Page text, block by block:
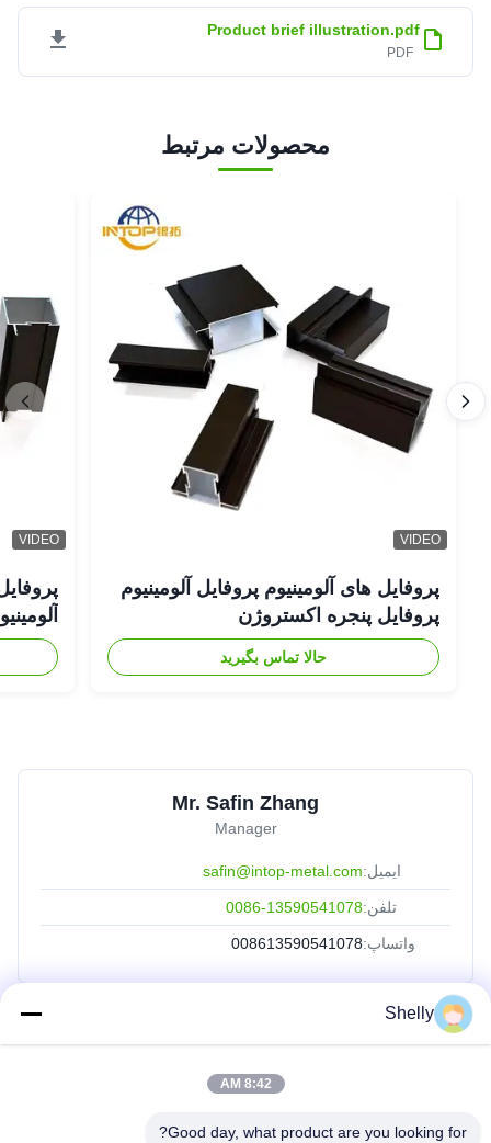
Product brief illustration.pdf
PDF
محصولات مرتبط
VIDEO
پروفایل های آلومینیوم پروفایل آلومینیوم
پروفایل پنجره اکستروژن
حالا تماس بگیرید
VIDEO
Mr. Safin Zhang
Manager
ایمیل:safin@intop-metal.com
تلفن:0086-13590541078
واتساپ:008613590541078
لینک های سریع
خانه
Shelly
8:42 AM
Good day, what product are you looking for?